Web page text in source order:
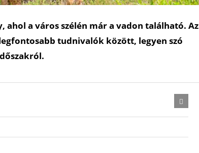
a város szélén már a vadon található. Az
tudnivalók között, legyen szó